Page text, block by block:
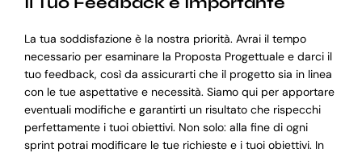
La tua soddisfazione è la nostra priorità. Avrai il tempo
necessario per esaminare la Proposta Progettuale e darci il
tuo feedback, così da assicurarti che il progetto sia in linea
con le tue aspettative e necessità. Siamo qui per apportare
eventuali modifiche e garantirti un risultato che rispecchi
perfettamente i tuoi obiettivi. Non solo: alla fine di ogni
sprint potrai modificare le tue richieste e i tuoi obiettivi. In